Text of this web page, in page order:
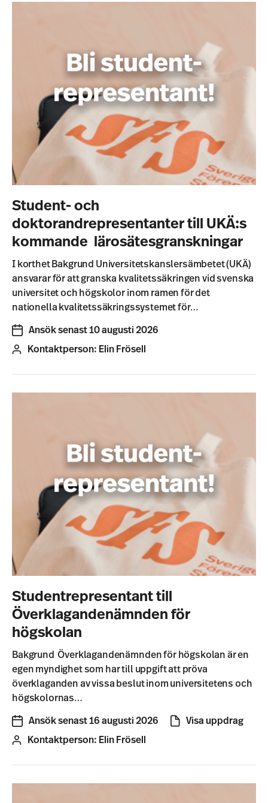
Student- och
doktorandrepresentanter till UKÄ:s
kommande lärosätesgranskningar
I korthet Bakgrund Universitetskanslersämbetet (UKÄ)
ansvarar för att granska kvalitetssäkringen vid svenska
universitet och högskolor inom ramen för det
nationella kvalitetssäkringssystemet för…
Ansök senast 10 augusti 2026
Kontaktperson: Elin Frösell
Studentrepresentant till
Överklagandenämnden för
högskolan
Bakgrund Överklagandenämnden för högskolan är en
egen myndighet som har till uppgift att pröva
överklaganden av vissa beslut inom universitetens och
högskolornas…
Ansök senast 16 augusti 2026
Visa uppdrag
Kontaktperson: Elin Frösell